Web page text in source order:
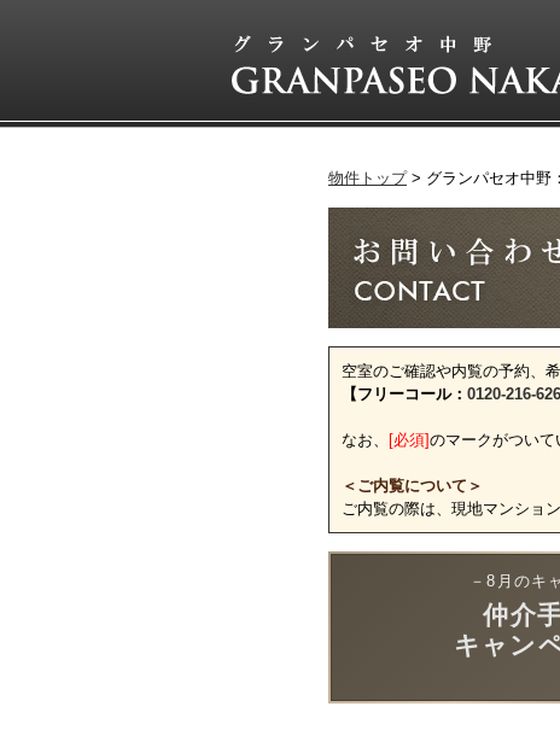
物件トップ グランパセオ中野
空室のご確認や内覧の予約、
【フリーコール： 0120-216-626
なお、 [必須]のマークがついて
＜ご内覧について＞
ご内覧の際は、現地マンショ
－8月のキ
仲介
キャン